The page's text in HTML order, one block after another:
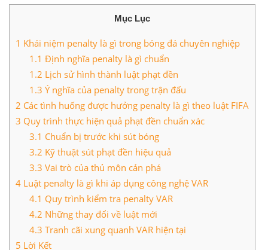
Mục Lục
1 Khái niệm penalty là gì trong bóng đá chuyên nghiệp
1.1 Định nghĩa penalty là gì chuẩn
1.2 Lịch sử hình thành luật phạt đền
1.3 Ý nghĩa của penalty trong trận đấu
2 Các tình huống được hưởng penalty là gì theo luật FIFA
3 Quy trình thực hiện quả phạt đền chuẩn xác
3.1 Chuẩn bị trước khi sút bóng
3.2 Kỹ thuật sút phạt đền hiệu quả
3.3 Vai trò của thủ môn cản phá
4 Luật penalty là gì khi áp dụng công nghệ VAR
4.1 Quy trình kiểm tra penalty VAR
4.2 Những thay đổi về luật mới
4.3 Tranh cãi xung quanh VAR hiện tại
5 Lời Kết